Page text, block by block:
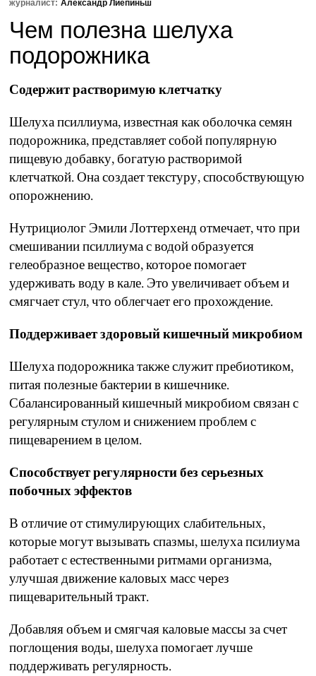
журналист: Александр Лиепиньш
Чем полезна шелуха
подорожника
Содержит растворимую клетчатку
Шелуха псиллиума, известная как оболочка семян
подорожника, представляет собой популярную
пищевую добавку, богатую растворимой
клетчаткой.Она создает текстуру, способствующую
опорожнению.
Нутрициолог Эмили Лоттерхенд отмечает, что при
смешивании псиллиума с водой образуется
гелеобразное вещество, которое помогает
удерживать воду в кале. Это увеличивает объем и
смягчает стул, что облегчает его прохождение.
Поддерживает здоровый кишечный микробиом
Шелуха подорожника также служит пребиотиком,
питая полезные бактерии в кишечнике.
Сбалансированный кишечный микробиом связан с
регулярным стулом и снижением проблем с
пищеварениемв целом.
Способствует регулярности без серьезных
побочных эффектов
В отличие от стимулирующих слабительных,
которые могут вызывать спазмы, шелуха псилиума
работает с естественными ритмами организма,
улучшая движение каловых масс через
пищеварительный тракт.
Добавляя объем и смягчая каловые массы за счет
поглощения воды, шелуха помогает лучше
поддерживать регулярность.